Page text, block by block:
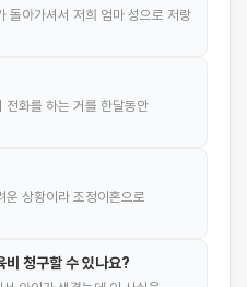
돌아가셔서 저희 엄마 성으로 저랑
전화를 하는 거를 한달동안
운 상황이라 조정이혼으로
비 청구할 수 있나요?